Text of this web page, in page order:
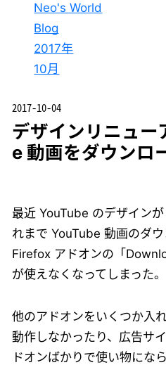
Neo's World
Blog
2017年
10月
2017-10-04
デザインリニュー
e 動画をダウンロ
最近 YouTube のデザイン
れまで YouTube 動画のダ
Firefox アドオンの「
が使えなくなってしまった。
他のアドオンをいくつか入
動作しなかったり、広告サ
ドオンばかりで使い物にな